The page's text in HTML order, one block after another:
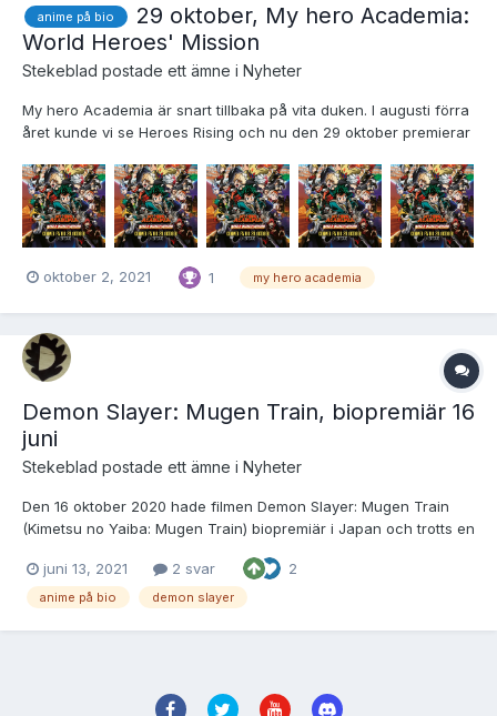
anime på bio
29 oktober, My hero Academia:
World Heroes' Mission
Stekeblad postade ett ämne i Nyheter
My hero Academia är snart tillbaka på vita duken. I augusti förra
året kunde vi se Heroes Rising och nu den 29 oktober premierar
Mission, på svenska biografer. Från trailern nedan så ser filmen
ut att utspela sig mot slutet av säsong 5 (som...
oktober 2, 2021 1 my hero academia
Demon Slayer: Mugen Train, biopremiär 16
juni
Stekeblad postade ett ämne i Nyheter
Den 16 oktober 2020 hade filmen Demon Slayer: Mugen Train
(Kimetsu no Yaiba: Mugen Train) biopremiär i Japan och trotts en
annat den japanska film som dragit in mest pengar på bio
någonsin. Den 16 juni, 8 månader senare är det dags för fil...
juni 13, 2021 2 svar 2
anime på bio demon slayer